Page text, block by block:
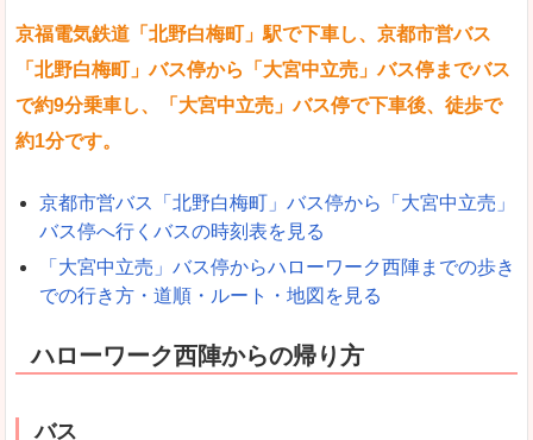
京福電気鉄道「北野白梅町」駅で下車し、京都市営バス
「北野白梅町」バス停から「大宮中立売」バス停までバス
で約9分乗車し、「大宮中立売」バス停で下車後、徒歩で
約1分です。
京都市営バス「北野白梅町」バス停から「大宮中立売」
バス停へ行くバスの時刻表を見る
「大宮中立売」バス停からハローワーク西陣までの歩き
での行き方・道順・ルート・地図を見る
ハローワーク西陣からの帰り方
バス